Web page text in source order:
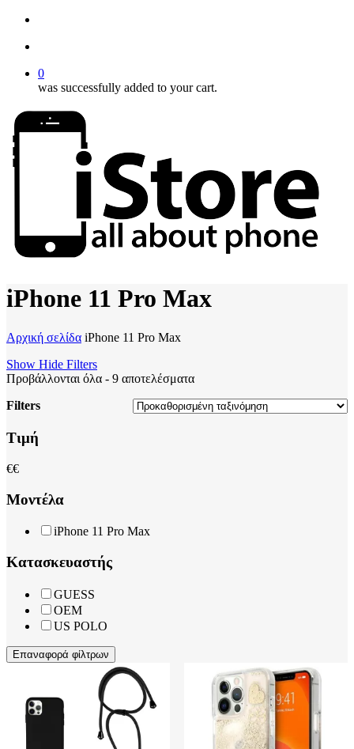
0
was successfully added to your cart.
iPhone 11 Pro Max
Αρχική σελίδα iPhone 11 Pro Max
Show Hide Filters
Προβάλλονται όλα - 9 αποτελέσματα
Filters
Close
Filters
Τιμή
€€
Μοντέλα
iPhone 11 Pro Max
Κατασκευαστής
GUESS
OEM
US POLO
Επαναφορά φίλτρων